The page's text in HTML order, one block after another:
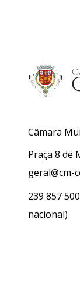
Câmara
Praça 8 de
geral@cm-
239 857 500
nacional)